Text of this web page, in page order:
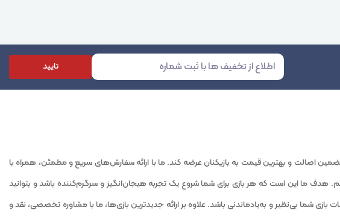
تایید
را با تضمین اصالت و بهترین قیمت به بازیکنان عرضه کند. ما با ارائه سفارش‌های سریع و مطمئن، همراه با
هدف ما این است که هر بازی برای شما شروع یک تجربه هیجان‌انگیز و سرگرم‌کننده باشد و بتوانید
شما بی‌نظیر و به‌یادماندنی باشد. علاوه بر ارائه جدیدترین بازی‌ها، ما با مشاوره تخصصی، نقد و